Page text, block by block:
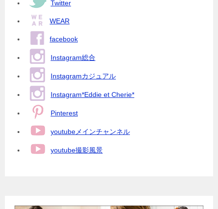
Twitter
WEAR
facebook
Instagram総合
Instagramカジュアル
Instagram*Eddie et Cherie*
Pinterest
youtubeメインチャンネル
youtube撮影風景